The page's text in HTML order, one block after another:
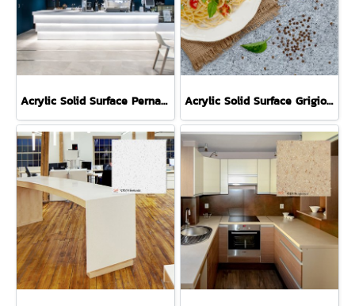
Acrylic Solid Surface Perna White S001 หินสังเคราะห์สีขาว Acrylic Solid Surface Grigio S110 หินสังเคราะห์สสีเทา